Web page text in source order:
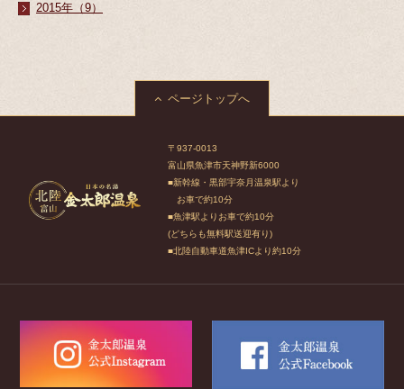
2015年（9）
ページトップへ
〒937-0013
富山県魚津市天神野新6000
■新幹線・黒部宇奈月温泉駅より
お車で約10分
■魚津駅よりお車で約10分
(どちらも無料駅送迎有り)
■北陸自動車道魚津ICより約10分